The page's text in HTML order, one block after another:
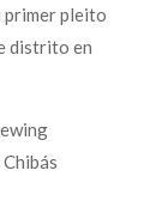
primer pleito
distrito en